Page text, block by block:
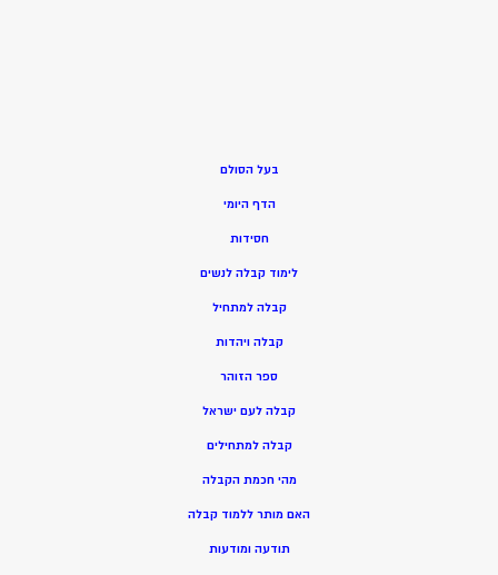
בעל הסולם
הדף היומי
חסידות
לימוד קבלה לנשים
קבלה למתחיל
קבלה ויהדות
ספר הזוהר
קבלה לעם ישראל
קבלה למתחילים
מהי חכמת הקבלה
האם מותר ללמוד קבלה
תודעה ומודעות